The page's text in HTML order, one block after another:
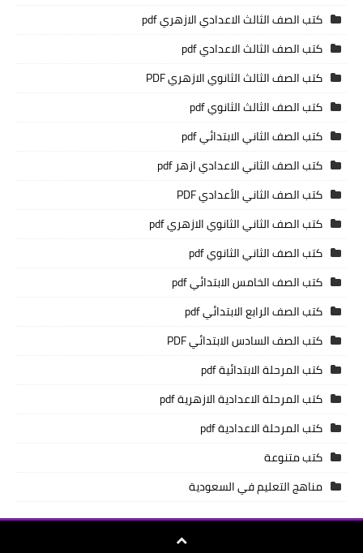
كتب الصف الثالث الاعدادي الازهري pdf
كتب الصف الثالث الاعدادي pdf
كتب الصف الثالث الثانوي الازهري PDF
كتب الصف الثالث الثانوي pdf
كتب الصف الثاني الابتدائي pdf
كتب الصف الثاني الاعدادي ازهر pdf
كتب الصف الثاني الأعدادي PDF
كتب الصف الثاني الثانوي الازهري pdf
كتب الصف الثاني الثانوي pdf
كتب الصف الخامس الابتدائي pdf
كتب الصف الرابع الابتدائي pdf
كتب الصف السادس الابتدائي PDF
كتب المرحلة الابتدائية pdf
كتب المرحلة الاعدادية الازهرية pdf
كتب المرحلة الاعدادية pdf
كتب متنوعة
مناهج التعليم في السعودية